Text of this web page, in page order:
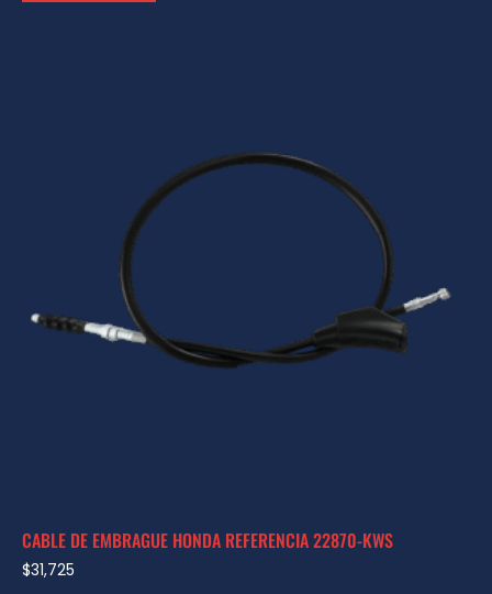
CABLE DE EMBRAGUE HONDA REFERENCIA 22870-KWS
$31,725